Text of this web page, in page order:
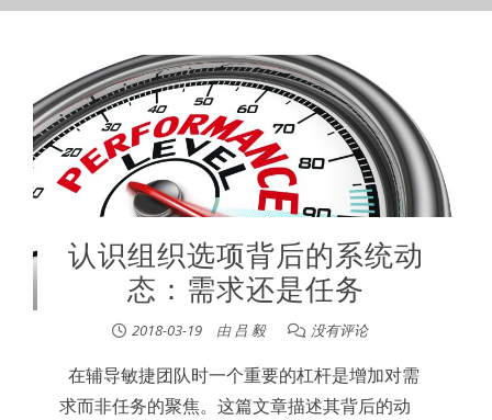
认识组织选项背后的系统动
态：需求还是任务
2018-03-19 由 吕 毅 没有评论
在辅导敏捷团队时一个重要的杠杆是增加对需
求而非任务的聚焦。这篇文章描述其背后的动